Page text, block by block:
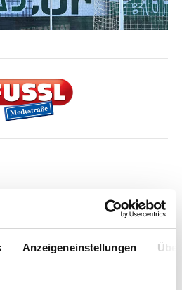
Anzeigeneinstellungen
(236)
(6)
(413)